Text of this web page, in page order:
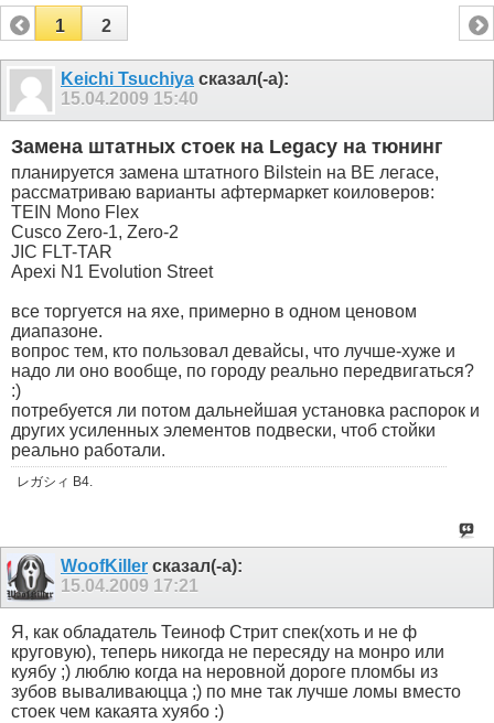
1
2
Keichi Tsuchiya сказал(-а):
15.04.2009 15:40
Замена штатных стоек на Legacy на тюнинг
планируется замена штатного Bilstein на BE легасе,
рассматриваю варианты афтермаркет коиловеров:
TEIN Mono Flex
Cusco Zero-1, Zero-2
JIC FLT-TAR
Apexi N1 Evolution Street
все торгуется на яхе, примерно в одном ценовом
диапазоне.
вопрос тем, кто пользовал девайсы, что лучше-хуже и
надо ли оно вообще, по городу реально передвигаться?
:)
потребуется ли потом дальнейшая установка распорок и
других усиленных элементов подвески, чтоб стойки
реально работали.
レガシィ B4.
WoofKiller сказал(-а):
15.04.2009 17:21
Я, как обладатель Теиноф Стрит спек(хоть и не ф
круговую), теперь никогда не пересяду на монро или
куябу ;) люблю когда на неровной дороге пломбы из
зубов вываливаюцца ;) по мне так лучше ломы вместо
стоек чем какаята хуябо :)